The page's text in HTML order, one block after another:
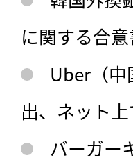
に関する合
Uber（
出、ネット
バーガー